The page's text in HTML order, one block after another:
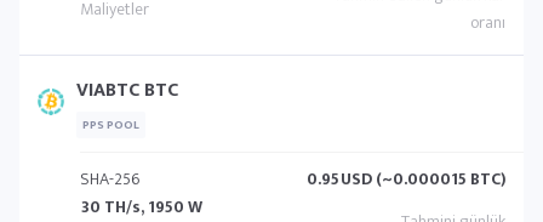
VIABTC BTC
PPS POOL
SHA-256
30 TH/s, 1950 W
0.95USD (~0.000015 BTC)